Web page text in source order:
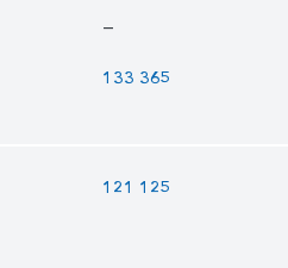
—
133 365
121 125